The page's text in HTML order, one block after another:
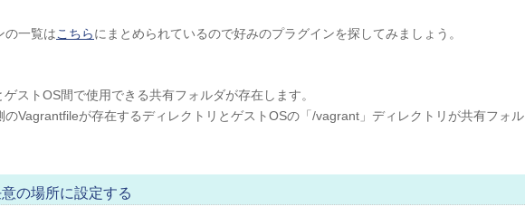
の一覧は こちら にまとめられているので好みのプラグインを探してみましょう。
ストOS間で使用できる共有フォルダが存在します。
のVagrantfileが存在するディレクトリとゲストOSの「/vagrant」ディレクトリが共有フォル
の場所に設定する